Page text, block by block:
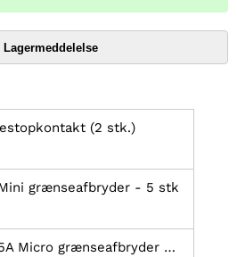
Lagermeddelelse
(2 stk.)
grænseafbryder - 5 stk
Opencircuit 5A Micro grænseafbryder med rulle - 5 stk